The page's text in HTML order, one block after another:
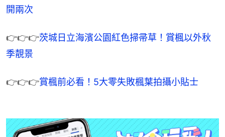
開兩次
👉👉👉茨城日立海濱公園紅色掃帚草！賞楓以外秋
季靚景
👉👉👉賞楓前必看！5大零失敗楓葉拍攝小貼士